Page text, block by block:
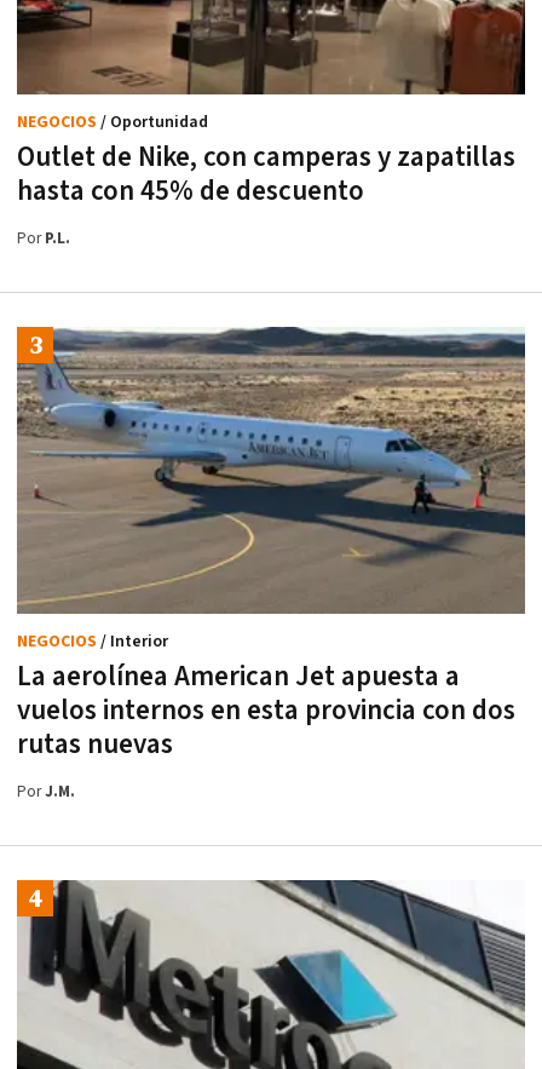
Outlet de Nike, con camperas y zapatillas
hasta con 45% de descuento
NEGOCIOS / Oportunidad
PorP.L.
La aerolínea American Jet apuesta a
vuelos internos en esta provincia con dos
rutas nuevas
NEGOCIOS / Interior
PorJ.M.